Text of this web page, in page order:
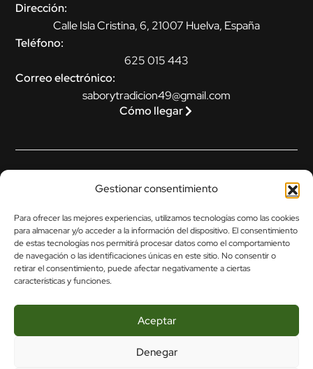
Gestionar consentimiento
Para ofrecer las mejores experiencias, utilizamos tecnologías como las cookies
para almacenar y/o acceder a la información del dispositivo. El consentimiento
de estas tecnologías nos permitirá procesar datos como el comportamiento
de navegación o las identificaciones únicas en este sitio. No consentir o
retirar el consentimiento, puede afectar negativamente a ciertas
características y funciones.
Aceptar
Denegar
Dirección:
Calle Isla Cristina, 6, 21007 Huelva, España
Teléfono:
625 015 443
Correo electrónico:
saborytradicion49@gmail.com
Cómo llegar
Política de privacidad
Política de cookies (UE)
Política de envíos y devoluciones
Accesibilidad